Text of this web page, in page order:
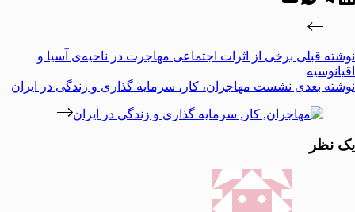
نوشته قبلی برخی از اثرات اجتماعی مهاجرت در ناحیه‌ی آسیا و
اقیانوسیه
نوشته بعدی نشست مهاجران، کار، سرمایه گذاری و زندگی در ایران
یک نظر